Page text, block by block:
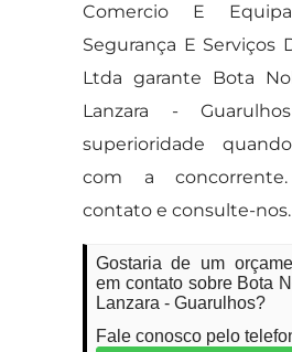
Comercio E
Segurança E Serviços
Ltda garante Bota
Lanzara -
superioridade
com a
contato e consulte-nos.
Gostaria de um
em contato sobre Bota
Lanzara - Guarulhos?
Fale conosco pelo